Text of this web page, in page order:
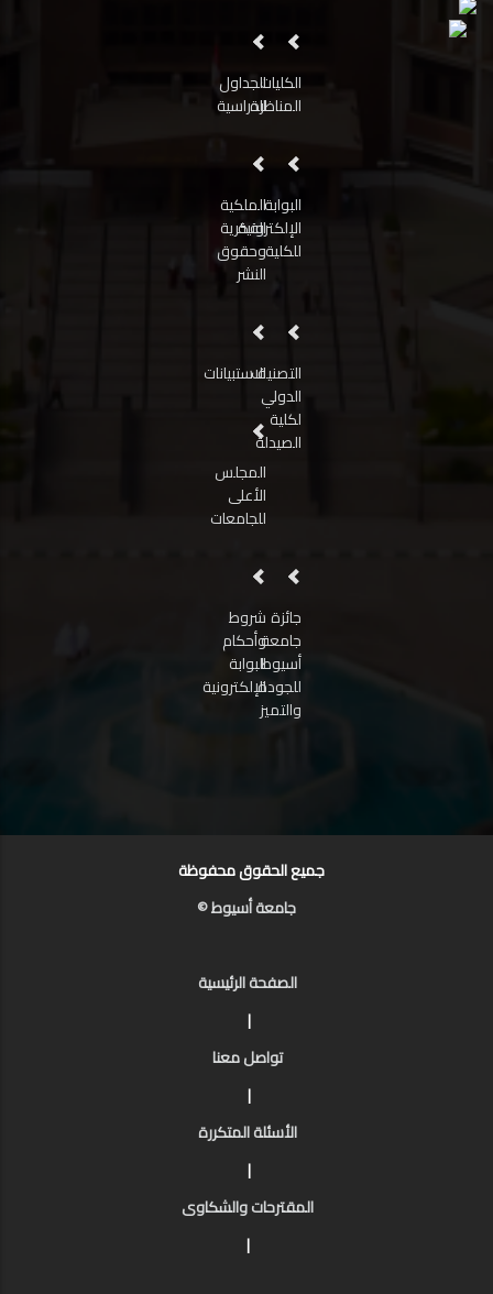
الكليات
المناظرة
الجداول
الدراسية
البوابة
الإلكترونية
للكلية
الملكية
الفكرية
وحقوق
النشر
التصنيف
الدولي
لكلية
الصيدلة
الاستبيانات
المجلس
الأعلى
للجامعات
جائزة
جامعة
أسيوط
للجودة
والتميز
شروط
وأحكام
البوابة
الإلكترونية
جميع الحقوق محفوظة
جامعة أسيوط ©
الصفحة الرئيسية
|
تواصل معنا
|
الأسئلة المتكررة
|
المقترحات والشكاوى
|